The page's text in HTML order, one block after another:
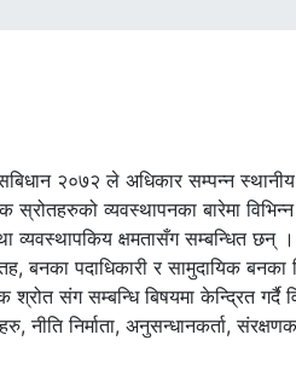
२०७२ ले अधिकार सम्पन्न
व्यवस्थापनका बारेमा
व्यवस्थापकिय क्षमतासँग सम्बन्धित छन्
पदाधिकारी र सामुदायिक बनका
संग सम्बन्धि बिषयमा केन्द्रित गर्दै
निर्माता, अनुसन्धानकर्ता,